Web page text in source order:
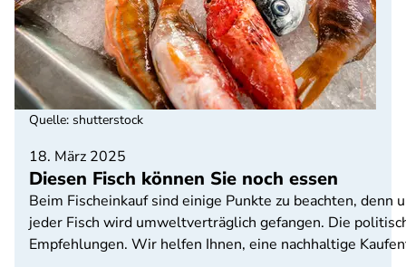
18. März 2025
Diesen Fisch können Sie noch essen
Beim Fischeinkauf sind einige Punkte zu beachten,
jeder Fisch wird umweltverträglich gefangen. Die
Empfehlungen. Wir helfen Ihnen, eine nachhaltige
Quelle: shutterstock